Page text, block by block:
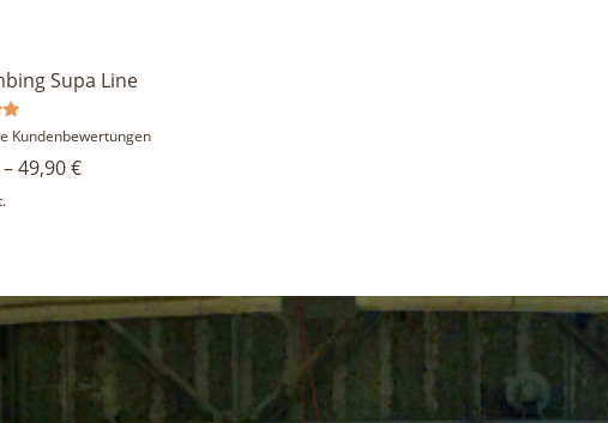
Supa Line
Kundenbewertungen
–49,90€